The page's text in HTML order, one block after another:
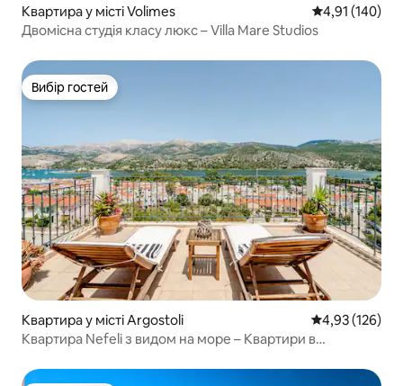
Квартира у місті Volimes Середня
4,91 (140)
Двомісна студія класу люкс – Villa Mare Studios
Вибір гостей
Вибір гостей
Квартира у місті Argostoli Середня
4,93 (126)
Квартира Nefeli з видом на море – Квартири в